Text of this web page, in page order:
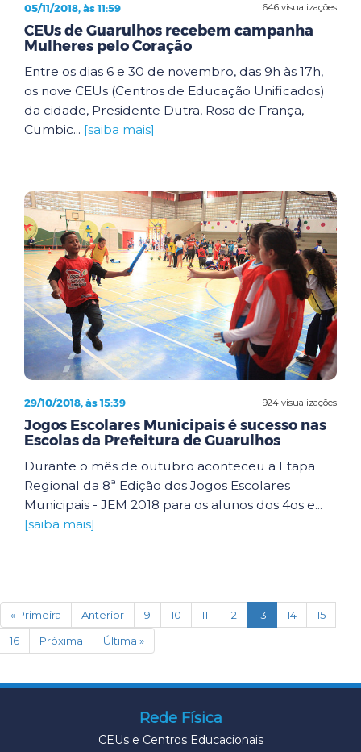
646 visualizações
05/11/2018, às 11:59
CEUs de Guarulhos recebem campanha
Mulheres pelo Coração
Entre os dias 6 e 30 de novembro, das 9h às 17h,
os nove CEUs (Centros de Educação Unificados)
da cidade, Presidente Dutra, Rosa de França,
Cumbic... [saiba mais]
924 visualizações
29/10/2018, às 15:39
Jogos Escolares Municipais é sucesso nas
Escolas da Prefeitura de Guarulhos
Durante o mês de outubro aconteceu a Etapa
Regional da 8ª Edição dos Jogos Escolares
Municipais - JEM 2018 para os alunos dos 4os e...
[saiba mais]
« Primeira Anterior 9 10 11 12 13 (current)
14
15
16
Próxima Última »
Rede Física
CEUs e Centros Educacionais